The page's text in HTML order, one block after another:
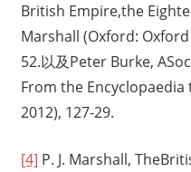
British Empire,the
Marshall (Oxford:
52.以及Peter Burke,
From the
2012), 127-29.
[4] P. J. Marshall,